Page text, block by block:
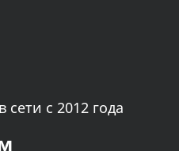
с 2012 года